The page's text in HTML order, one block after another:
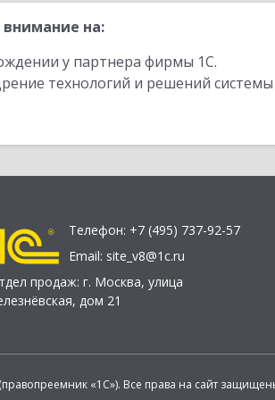
на:
у партнера фирмы 1С.
технологий и решений
Телефон: +7 (495) 737-92-57
Email: site_v8@1c.ru
продаж: г. Москва, улица
дом 21
«1С»). Все права на сайт